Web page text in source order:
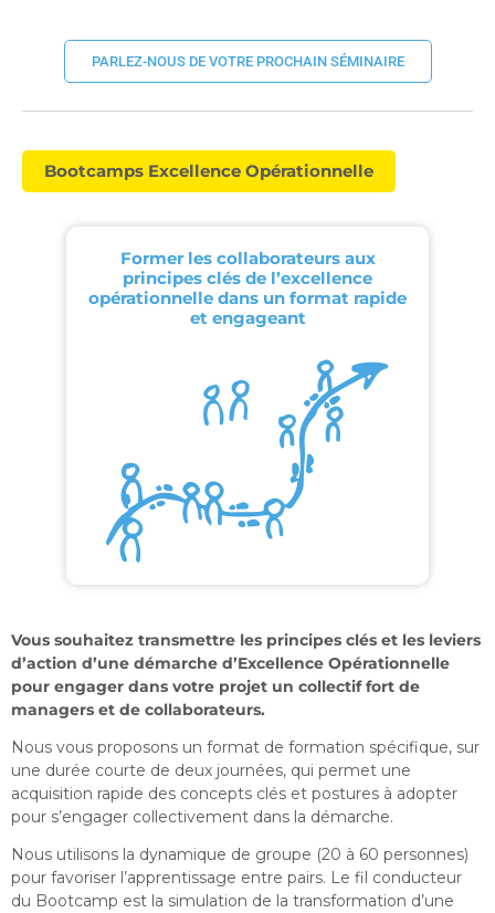
PARLEZ-NOUS DE VOTRE PROCHAIN SÉMINAIRE
Bootcamps Excellence Opérationnelle
Former les collaborateurs aux
principes clés de l’excellence
opérationnelle dans un format rapide
et engageant
Vous souhaitez transmettre les principes clés et les leviers
d’action d’une démarche d’Excellence Opérationnelle
pour engager dans votre projet un collectif fort de
managers et de collaborateurs.
Nous vous proposons un format de formation spécifique, sur
une durée courte de deux journées, qui permet une
acquisition rapide des concepts clés et postures à adopter
pour s’engager collectivement dans la démarche.
Nous utilisons la dynamique de groupe (20 à 60 personnes)
pour favoriser l’apprentissage entre pairs. Le fil conducteur
du Bootcamp est la simulation de la transformation d’une